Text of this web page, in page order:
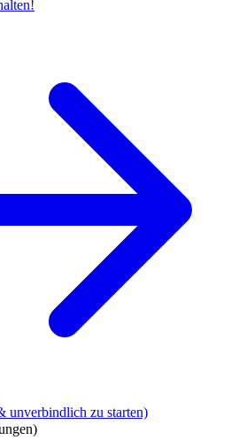
unverbindlich zu starten)